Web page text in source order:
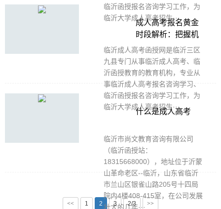
临沂函授报名咨询学习工作，为
临沂大学成人高考招生···
成人高考报名黄金
时段解析：把握机
遇，成就未来
临沂成人高考函授网是临沂三区
九县专门从事临沂成人高考、临
沂函授教育的教育机构，专业从
事临沂成人高考报名咨询学习、
临沂函授报名咨询学习工作，为
临沂大学成人高考招生···
什么是成人高考
临沂市尚文教育咨询有限公司
（临沂函授站：
18315668000），地址位于沂蒙
山革命老区--临沂，山东省临沂
市兰山区银雀山路205号十四局
院内4楼408-415室，在公司发展
壮大的几年···
<< 1 2 3 2/3 >>